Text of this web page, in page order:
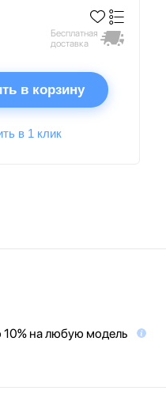
Бесплатная
доставка
в корзину
в 1 клик
на любую модель